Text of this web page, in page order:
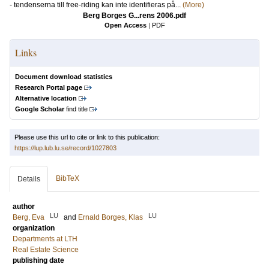
- tendenserna till free-riding kan inte identifieras på... (More)
Berg Borges G...rens 2006.pdf
Open Access | PDF
Links
Document download statistics
Research Portal page
Alternative location
Google Scholarfind title
Please use this url to cite or link to this publication:
https://lup.lub.lu.se/record/1027803
Details BibTeX
author
Berg, Eva
LU and Ernald Borges, Klas LU
organization
Departments at LTH
Real Estate Science
publishing date